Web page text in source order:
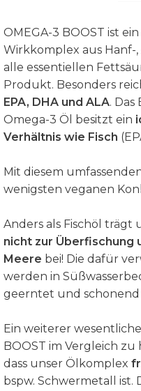
OMEGA-3 BOOST ist ein
Wirkkomplex aus
alle essentiellen
Produkt. Besonders
EPA, DHA und ALA. Das
Omega-3 Öl besitzt ein
Verhältnis wie Fisch
Mit diesem
wenigsten veganen
Anders als Fischöl trägt
nicht zur Überfischung
Meere bei! Die dafür
werden in
geerntet und schonend
Ein weiterer
BOOST im Vergleich
dass unser Ölkomplex
bspw. Schwermetall ist.